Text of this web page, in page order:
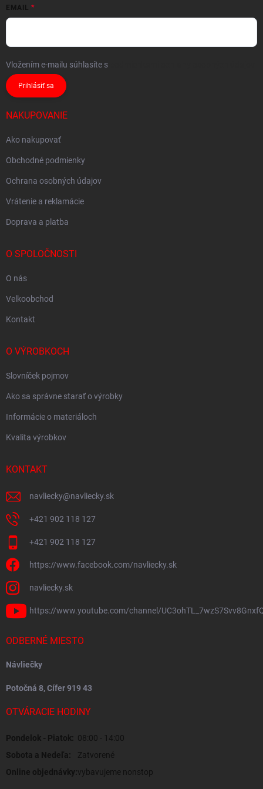
EMAIL
Vložením e-mailu súhlasíte s
Prihlásiť sa
NAKUPOVANIE
Ako nakupovať
Obchodné podmienky
Ochrana osobných údajov
Vrátenie a reklamácie
Doprava a platba
O SPOLOČNOSTI
O nás
Velkoobchod
Kontakt
O VÝROBKOCH
Slovníček pojmov
Ako sa správne starať o výrobky
Informácie o materiáloch
Kvalita výrobkov
KONTAKT
navliecky@navliecky.sk
+421 902 118 127
+421 902 118 127
https://www.facebook.com/navliecky.sk
navliecky.sk
https://www.youtube.com/channel/
ODBERNÉ MIESTO
Návliečky
Potočná 8, Cífer 919 43
OTVÁRACIE HODINY
Pondelok - Piatok: 08:00 - 14:00
Sobota a Nedeľa:
Zatvorené
Online objednávky:vybavujeme nonstop